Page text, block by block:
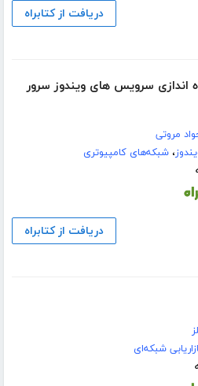
دریافت از کتابراه
اندازی سرویس های ویندوز سرور
مروتی
،شبکه‌های کامپیوتری
دریافت از کتابراه
شبکه‌ای